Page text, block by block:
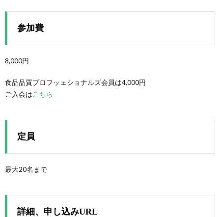
参加費
8,000円
食品品質プロフッェショナルズ会員は4,000円
ご入会はこちら
定員
最大20名まで
詳細、申し込みURL